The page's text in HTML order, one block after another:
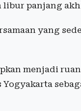
libur panjang
yang
menjadi